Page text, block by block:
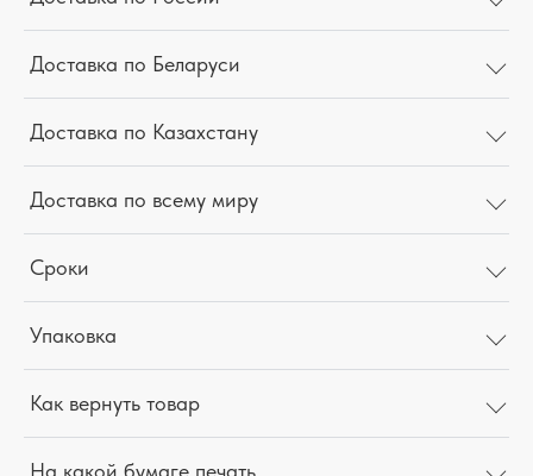
Доставка по Беларуси
Доставка по Казахстану
Доставка по всему миру
Сроки
Упаковка
Как вернуть товар
На какой бумаге печать